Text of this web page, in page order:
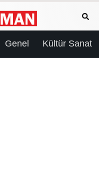
Genel Kültür Sanat